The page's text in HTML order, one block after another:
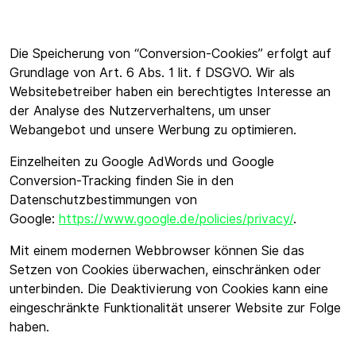
Die Speicherung von “Conversion-Cookies” erfolgt auf
Grundlage von Art. 6 Abs. 1 lit. f DSGVO. Wir als
Websitebetreiber haben ein berechtigtes Interesse an
der Analyse des Nutzerverhaltens, um unser
Webangebot und unsere Werbung zu optimieren.
Einzelheiten zu Google AdWords und Google
Conversion-Tracking finden Sie in den
Datenschutzbestimmungen von
Google: https://www.google.de/policies/privacy/.
Mit einem modernen Webbrowser können Sie das
Setzen von Cookies überwachen, einschränken oder
unterbinden. Die Deaktivierung von Cookies kann eine
eingeschränkte Funktionalität unserer Website zur Folge
haben.